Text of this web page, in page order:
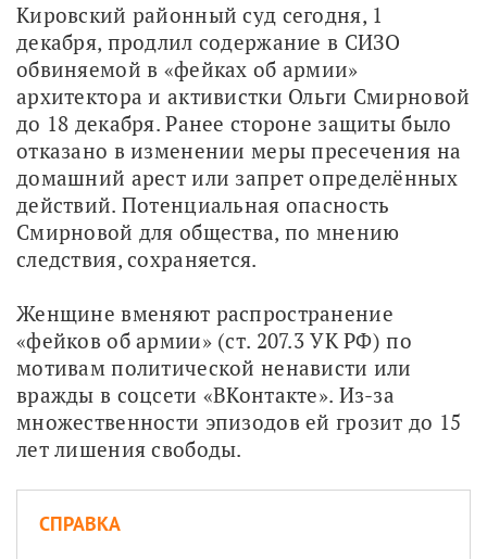
Кировский районный суд сегодня, 1
декабря, продлил содержание в СИЗО
обвиняемой в «фейках об армии»
архитектора и активистки Ольги Смирновой
до 18 декабря. Ранее стороне защиты было
отказано в изменении меры пресечения на
домашний арест или запрет определённых
действий. Потенциальная опасность
Смирновой для общества, по мнению
следствия, сохраняется.
Женщине вменяют распространение
«фейков об армии» (ст. 207.3 УК РФ) по
мотивам политической ненависти или
вражды в соцсети «ВКонтакте». Из-за
множественности эпизодов ей грозит до 15
лет лишения свободы.
СПРАВКА